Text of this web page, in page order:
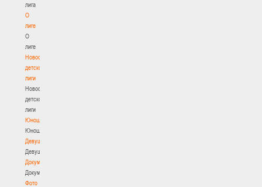
лига
О
лиге
О
лиге
Новости
детской
лиги
Новости
детской
лиги
Юноши
Юноши
Девушки
Девушки
Документы
Документы
Фото